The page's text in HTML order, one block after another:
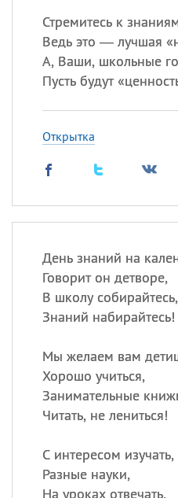
Стремитесь к
Ведь это — лучшая
А, Ваши, школьные
Пусть будут
Открытка
День знаний на
Говорит он детворе,
В школу собирайтесь,
Знаний набирайтесь!
Мы желаем вам
Хорошо учиться,
Занимательные
Читать, не лениться!
С интересом изучать,
Разные науки,
На уроках отвечать,